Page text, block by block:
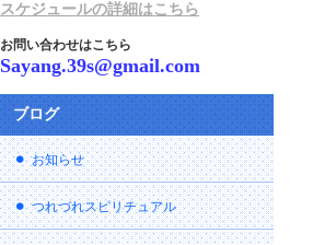
スケジュールの詳細はこちら
お問い合わせはこちら
Sayang.39s@gmail.com
ブログ
お知らせ
つれづれスピリチュアル